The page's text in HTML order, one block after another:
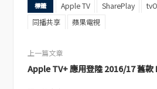
標籤 Apple TV SharePlay
同播共享
蘋果電視
上一篇文章
Apple TV+ 應用登陸 2016/17 舊款